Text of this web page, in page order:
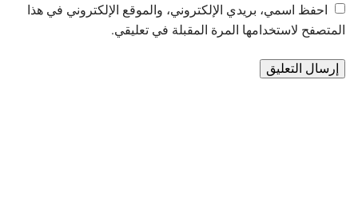
احفظ اسمي، بريدي الإلكتروني، والموقع الإلكتروني في هذا
المتصفح لاستخدامها المرة المقبلة في تعليقي.